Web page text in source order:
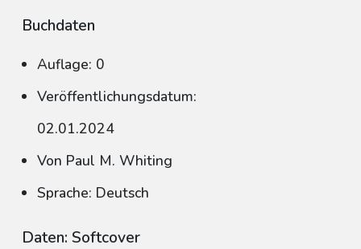
Buchdaten
Auflage: 0
Veröffentlichungsdatum:
02.01.2024
Von Paul M. Whiting
Sprache: Deutsch
Daten: Softcover